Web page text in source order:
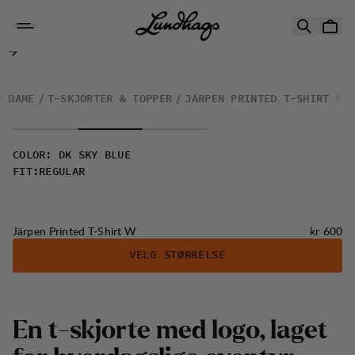
Järpen Printed T-Shirt W
DAME T-SKJORTER & TOPPER JÄRPEN PRINTED T-SHIRT W
COLOR :
DK SKY BLUE
FIT: REGULAR
Järpen Printed T-Shirt W Pris:
kr 600
VELG STØRRELSE
En t-skjorte med logo, laget